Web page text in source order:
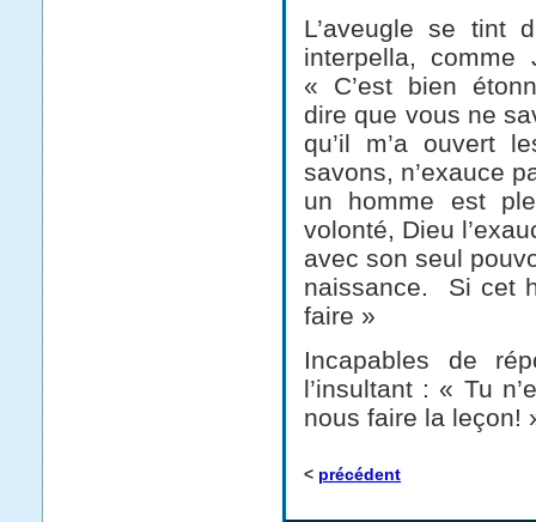
L’aveugle se tint
interpella,
« C’est bien
dire que vous ne
qu’il m’a ouvert
savons, n’exauce
un homme est
volonté, Dieu
avec son seul
naissance. Si cet
faire »
Incapables de
l’insultant : « Tu
nous faire la leçon!
< précédent